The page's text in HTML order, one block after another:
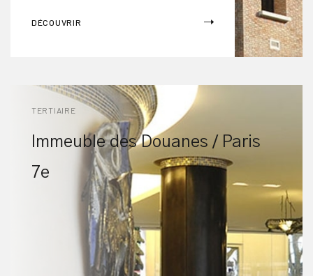
DÉCOUVRIR
TERTIAIRE
Immeuble des Douanes / Paris
7e